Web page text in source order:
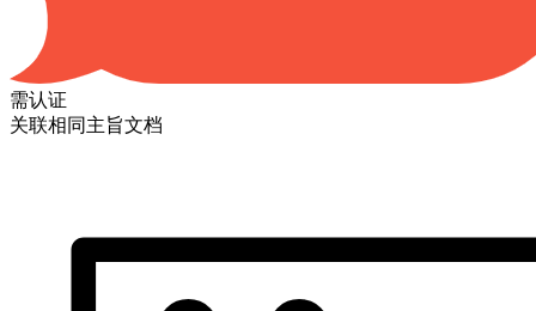
需认证
关联相同主旨文档